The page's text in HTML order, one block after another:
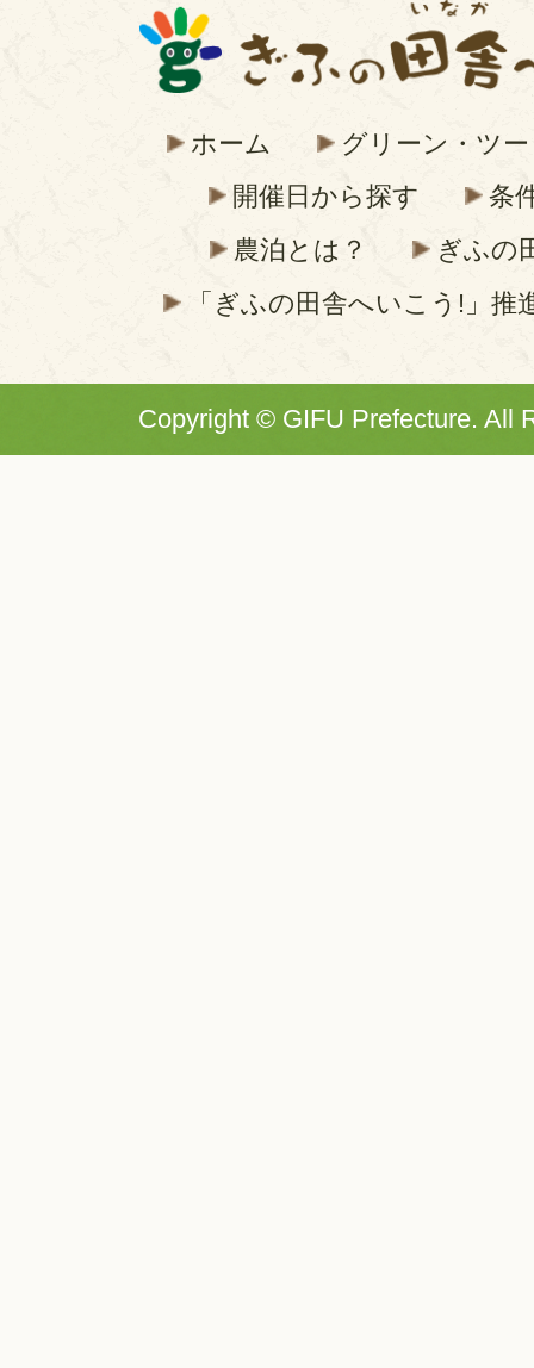
ホーム
グリーン・ツ
開催日から探す
条
農泊とは？
ぎふの
「ぎふの田舎へいこう!」推
Copyright © GIFU Prefecture. All